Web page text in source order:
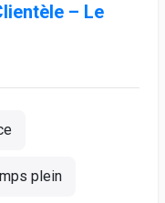
– Le
plein